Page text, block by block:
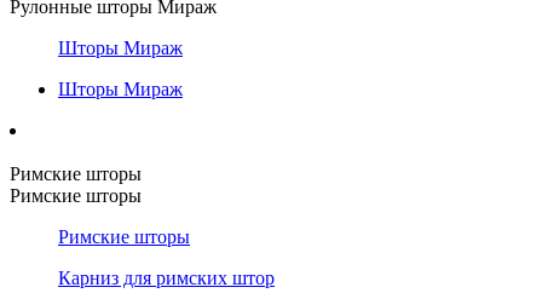
Рулонные шторы Мираж
Шторы Мираж
Шторы Мираж
Римские шторы
Римские шторы
Римские шторы
Карниз для римских штор